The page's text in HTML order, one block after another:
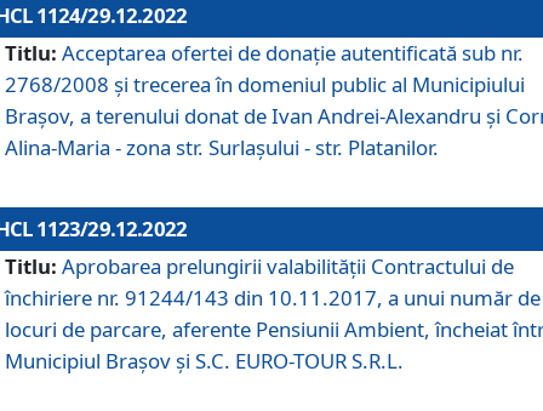
1124/29.12.2022
Titlu: Acceptarea ofertei de donaţie autentificată sub nr.
2768/2008 şi trecerea în domeniul public al Municipiului
Braşov, a terenului donat de Ivan Andrei-Alexandru și
Alina-Maria - zona str. Surlașului - str. Platanilor.
1123/29.12.2022
Titlu: Aprobarea prelungirii valabilității Contractului de
închiriere nr. 91244/143 din 10.11.2017, a unui număr
locuri de parcare, aferente Pensiunii Ambient, încheiat
Municipiul Braşov şi S.C. EURO-TOUR S.R.L.